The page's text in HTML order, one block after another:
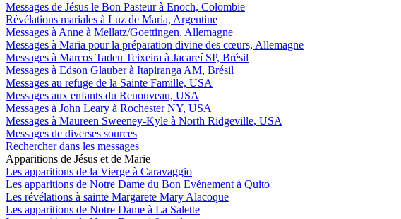
Messages de Jésus le Bon Pasteur à Enoch, Colombie
Révélations mariales à Luz de Maria, Argentine
Messages à Anne à Mellatz/Goettingen, Allemagne
Messages à Maria pour la préparation divine des cœurs, Allemagne
Messages à Marcos Tadeu Teixeira à Jacareí SP, Brésil
Messages à Edson Glauber à Itapiranga AM, Brésil
Messages au refuge de la Sainte Famille, USA
Messages aux enfants du Renouveau, USA
Messages à John Leary à Rochester NY, USA
Messages à Maureen Sweeney-Kyle à North Ridgeville, USA
Messages de diverses sources
Rechercher dans les messages
Apparitions de Jésus et de Marie
Les apparitions de la Vierge à Caravaggio
Les apparitions de Notre Dame du Bon Evénement à Quito
Les révélations à sainte Margarete Mary Alacoque
Les apparitions de Notre Dame à La Salette